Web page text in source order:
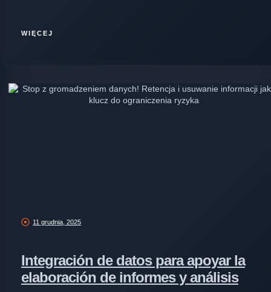
WIĘCEJ
11 grudnia, 2025
Integración de datos para apoyar la
elaboración de informes y análisis